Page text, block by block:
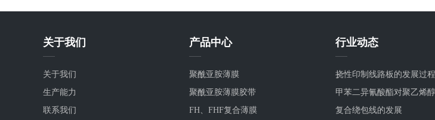
关于我们
关于我们
生产能力
联系我们
产品中心
聚酰亚胺薄膜
聚酰亚胺薄膜胶带
FH、FHF复合薄膜
行业动态
挠性印制线路板的发展过程
甲苯二异氰酸酯对聚乙烯醇
复合绕包线的发展